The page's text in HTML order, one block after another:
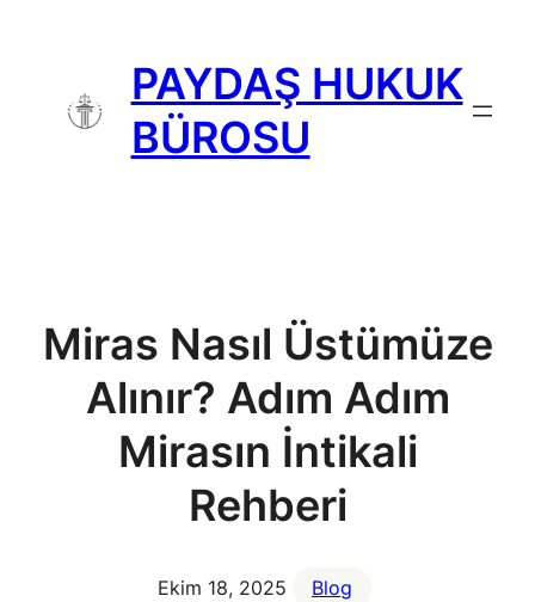
PAYDAŞ HUKUK
BÜROSU
Miras Nasıl Üstümüze
Alınır? Adım Adım
Mirasın İntikali
Rehberi
Ekim 18, 2025 Blog